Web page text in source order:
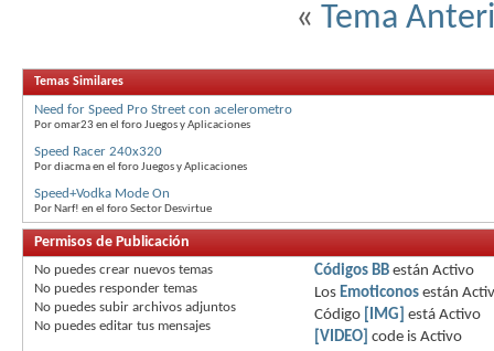
« Tema
Temas Similares
Need for Speed Pro Street con acelerometro
Por omar23 en el foro Juegos y Aplicaciones
Speed Racer 240x320
Por diacma en el foro Juegos y Aplicaciones
Speed+Vodka Mode On
Por Narf! en el foro Sector Desvirtue
Permisos de Publicación
No puedes crear nuevos temas
No puedes responder temas
No puedes subir archivos adjuntos
No puedes editar tus mensajes
Códigos BB están Activo
Los Emoticonos están
Código [IMG] está Activo
[VIDEO] code is Activo